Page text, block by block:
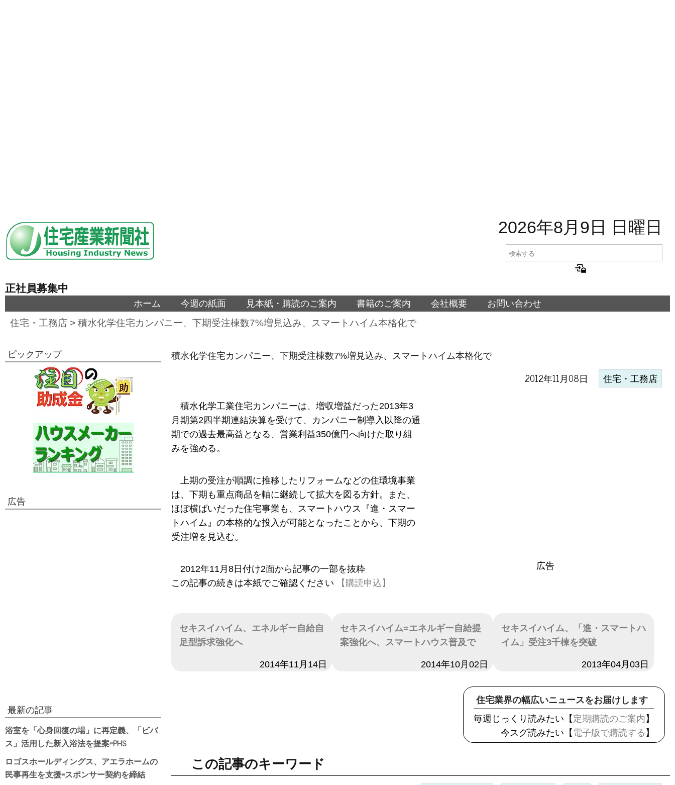
2026年8月9日 日曜日
正社員募集中
ホーム 今週の紙面 見本紙・購読のご案内 書籍のご案内 会社概要 お問い合わせ
住宅・工務店 > 積水化学住宅カンパニー、下期受注棟数7%増見込み、スマートハイム本格化で
積水化学住宅カンパニー、下期受注棟数7%増見込み、スマートハイム本格化で
2012年11月08日 住宅・工務店
広告
積水化学工業住宅カンパニーは、増収増益だった2013年3
月期第2四半期連結決算を受けて、カンパニー制導入以降の通
期での過去最高益となる、営業利益350億円へ向けた取り組
みを強める。
上期の受注が順調に推移したリフォームなどの住環境事業
は、下期も重点商品を軸に継続して拡大を図る方針。また、
ほぼ横ばいだった住宅事業も、スマートハウス『進・スマー
トハイム』の本格的な投入が可能となったことから、下期の
受注増を見込む。
2012年11月8日付け2面から記事の一部を抜粋
この記事の続きは本紙でご確認ください
【購読申込】
セキスイハイム、エネルギー自給自
足型訴求強化へ
2014年11月14日
セキスイハイム=エネルギー自給提
案強化へ、スマートハウス普及で
2014年10月02日
セキスイハイム、「進・スマートハ
イム」受注3千棟を突破
2013年04月03日
住宅業界の幅広いニュースをお届けします
毎週じっくり読みたい【 定期購読のご案内 】
今スグ読みたい【 電子版で購読する 】
この記事のキーワード
ピックアップ
広告
最新の記事
浴室を「心身回復の場」に再定義、「ビバ
ス」活用した新入浴法を提案=PHS
ロゴスホールディングス、アエラホームの
民事再生を支援=スポンサー契約を締結